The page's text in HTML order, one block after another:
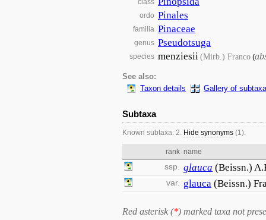
class
ordo Pinales
familia Pinaceae
genus Pseudotsuga
species menziesii(Mirb.) Franco (
See also:
Taxon details
Gallery of subtaxa
Subtaxa
Known subtaxa: 2. Hide synonyms (1).
rank name
ssp. glauca (Beissn.)
var. glauca (Beissn.)
Red asterisk (*) marked taxa not